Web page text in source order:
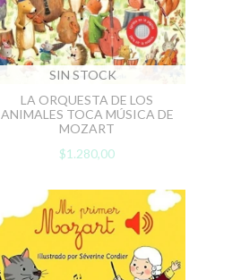
SIN STOCK
LA ORQUESTA DE LOS
ANIMALES TOCA MÚSICA DE
MOZART
$1.280,00